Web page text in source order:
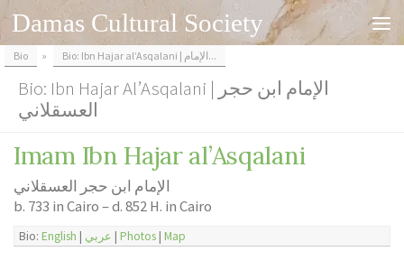
Skip to content
Damas Cultural Society
Bio » Bio: Ibn Hajar al’Asqalani | الإمام...
Bio: Ibn Hajar Al’Asqalani | الإمام ابن حجر
العسقلاني
Imam Ibn Hajar al’Asqalani
الإمام ابن حجر العسقلاني
b. 733 in Cairo – d. 852 H. in Cairo
Bio: English | عربي | Photos | Map